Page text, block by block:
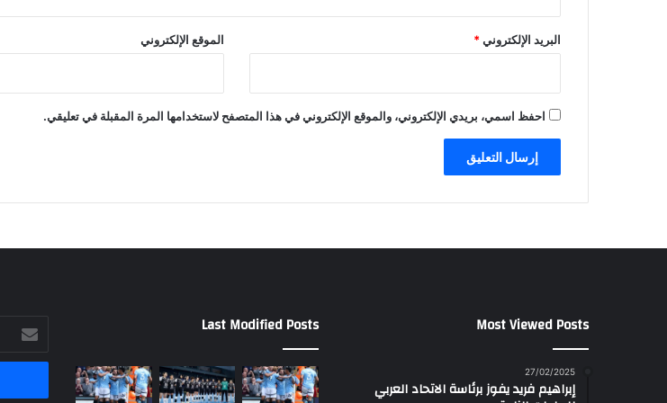
البريد الإلكتروني* الموقع الإلكتروني
احفظ اسمي، بريدي الإلكتروني، والموقع الإلكتروني في هذا المتصفح لاستخدامها المرة المقبلة في تعليقي.
Most Viewed Posts
27/02/2025
إبراهيم فريد يفوز برئاسة الاتحاد العربي
Last Modified Posts
بريدك
الإلكتروني